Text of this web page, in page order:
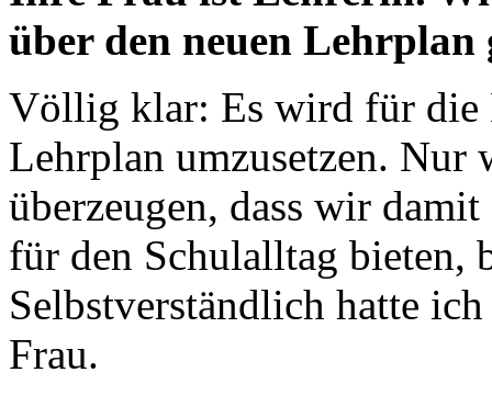
über den neuen Lehrplan
Völlig klar: Es wird für die
Lehrplan umzusetzen. Nur
überzeugen, dass wir
für den Schulalltag bieten,
Selbstverständlich hatte
Frau.